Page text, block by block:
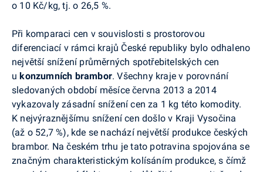
o 10 Kč/kg, tj. o 26,5 %.
Při komparaci cen v souvislosti s prostorovou
diferenciací v rámci krajů České republiky bylo odhaleno
největší snížení průměrných spotřebitelských cen
ukonzumních brambor. Všechny kraje v porovnání
sledovaných období měsíce června 2013 a 2014
vykazovaly zásadní snížení cen za 1 kg této komodity.
K nejvýraznějšímu snížení cen došlo v Kraji Vysočina
(až o 52,7 %), kde se nachází největší produkce českých
brambor. Na českém trhu je tato potravina spojována se
značným charakteristickým kolísáním produkce, s čímž